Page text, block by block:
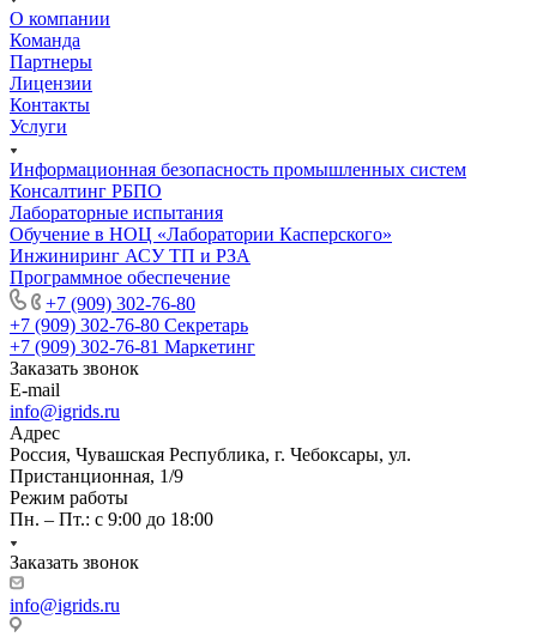
О компании
Команда
Партнеры
Лицензии
Контакты
Услуги
Информационная безопасность промышленных систем
Консалтинг РБПО
Лабораторные испытания
Обучение в НОЦ «Лаборатории Касперского»
Инжиниринг АСУ ТП и РЗА
Программное обеспечение
+7 (909) 302-76-80
+7 (909) 302-76-80 Секретарь
+7 (909) 302-76-81 Маркетинг
Заказать звонок
E-mail
info@igrids.ru
Адрес
Россия, Чувашская Республика, г. Чебоксары, ул.
Пристанционная, 1/9
Режим работы
Пн. – Пт.: с 9:00 до 18:00
Заказать звонок
info@igrids.ru